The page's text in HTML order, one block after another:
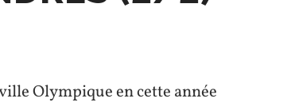
Olympique en cette année